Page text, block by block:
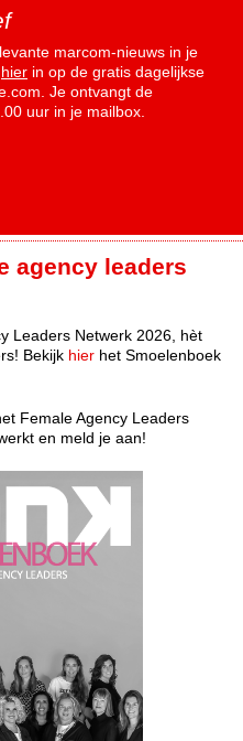
marcom-nieuws in je
hier in op de gratis dagelijkse
Je ontvangt de
uur in je mailbox.
agency leaders
Leaders Netwerk 2026, hèt
Bekijk hier het Smoelenboek
Female Agency Leaders
en meld je aan!